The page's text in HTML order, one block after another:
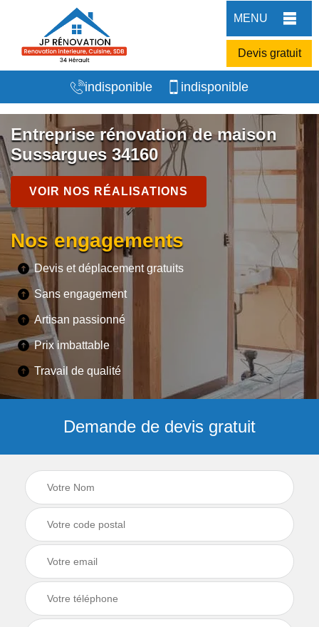
MENU
Devis gratuit
indisponible indisponible
Entreprise rénovation de maison
Sussargues 34160
VOIR NOS RÉALISATIONS
Nos engagements
Devis et déplacement gratuits
Sans engagement
Artisan passionné
Prix imbattable
Travail de qualité
Demande de devis gratuit